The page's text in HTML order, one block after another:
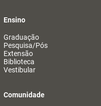
Ensino
Graduação
Pesquisa/Pós
Extensão
Biblioteca
Vestibular
Comunidade